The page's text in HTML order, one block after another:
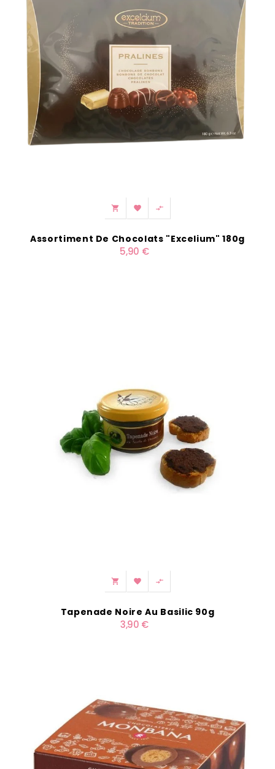
  
Assortiment De Chocolats "Excelium" 180g
5,90 €
  
Tapenade Noire Au Basilic 90g
3,90 €